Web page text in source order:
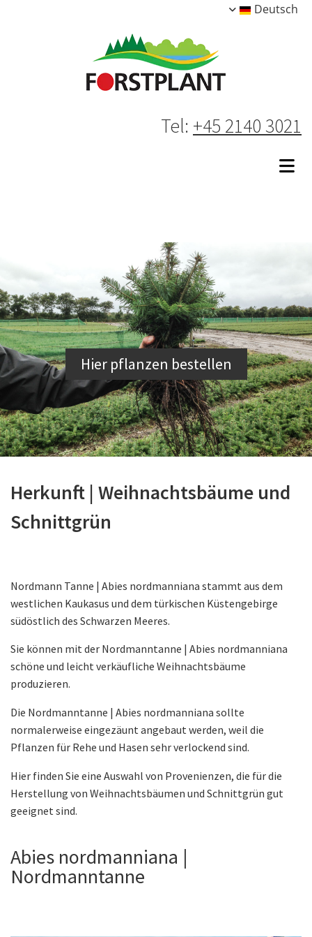
Deutsch
Tel: +45 2140 3021
Hier pflanzen bestellen
Herkunft | Weihnachtsbäume und
Schnittgrün
Nordmann Tanne | Abies nordmanniana stammt aus dem
westlichen Kaukasus und dem türkischen Küstengebirge
südöstlich des Schwarzen Meeres.
Sie können mit der Nordmanntanne | Abies nordmanniana
schöne und leicht verkäufliche Weihnachtsbäume
produzieren.
Die Nordmanntanne | Abies nordmanniana sollte
normalerweise eingezäunt angebaut werden, weil die
Pflanzen für Rehe und Hasen sehr verlockend sind.
Hier finden Sie eine Auswahl von Provenienzen, die für die
Herstellung von Weihnachtsbäumen und Schnittgrün gut
geeignet sind.
Abies nordmanniana |
Nordmanntanne